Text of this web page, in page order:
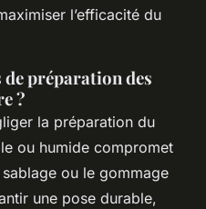
l’efficacité du
préparation des
?
la préparation du
ou humide compromet
sablage ou le gommage
une pose durable,